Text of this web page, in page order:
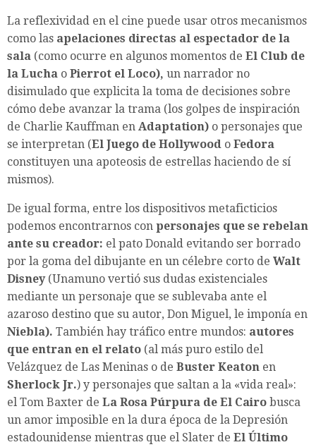
La reflexividad en el cine puede usar otros mecanismos
como las apelaciones directas al espectador de la
sala (como ocurre en algunos momentos de El Club de
la Lucha o Pierrot el Loco), un narrador no
disimulado que explicita la toma de decisiones sobre
cómo debe avanzar la trama (los golpes de inspiración
de Charlie Kauffman en Adaptation) o personajes que
se interpretan (El Juego de Hollywood o Fedora
constituyen una apoteosis de estrellas haciendo de sí
mismos).
De igual forma, entre los dispositivos metaficticios
podemos encontrarnos con personajes que se rebelan
ante su creador: el pato Donald evitando ser borrado
por la goma del dibujante en un célebre corto de Walt
Disney (Unamuno vertió sus dudas existenciales
mediante un personaje que se sublevaba ante el
azaroso destino que su autor, Don Miguel, le imponía en
Niebla). También hay tráfico entre mundos: autores
que entran en el relato (al más puro estilo del
Velázquez de Las Meninas o de Buster Keaton en
Sherlock Jr.) y personajes que saltan a la «vida real»:
el Tom Baxter de La Rosa Púrpura de El Cairo busca
un amor imposible en la dura época de la Depresión
estadounidense mientras que el Slater de El Último